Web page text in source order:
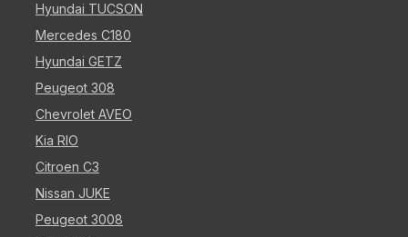
Hyundai TUCSON
Mercedes C180
Hyundai GETZ
Peugeot 308
Chevrolet AVEO
Kia RIO
Citroen C3
Nissan JUKE
Peugeot 3008